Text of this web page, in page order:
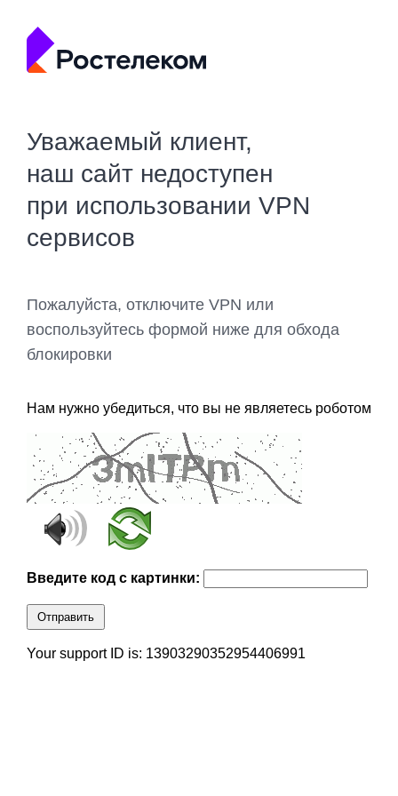
Уважаемый клиент,
наш сайт недоступен
при использовании VPN
сервисов
Пожалуйста, отключите VPN или
воспользуйтесь формой ниже для обхода
блокировки
Нам нужно убедиться, что вы не являетесь роботом
Введите код с картинки:
Отправить
Your support ID is: 13903290352954406991